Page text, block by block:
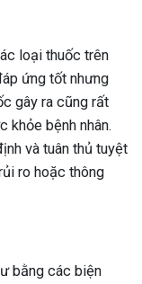
loại thuốc trên
ứng tốt nhưng
gây ra cũng rất
khỏe bệnh nhân.
và tuân thủ tuyệt
ro hoặc thông
bằng các biện